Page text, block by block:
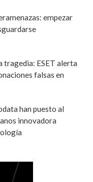
empezar
tragedia: ESET alerta
falsas en
han puesto al
innovadora